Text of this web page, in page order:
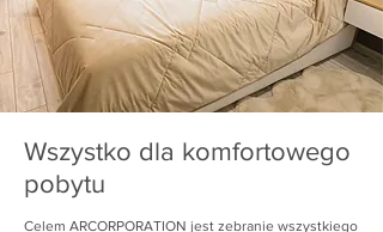
Wszystko dla komfortowego
pobytu
Celem ARCORPORATION jest zebranie wszystkiego